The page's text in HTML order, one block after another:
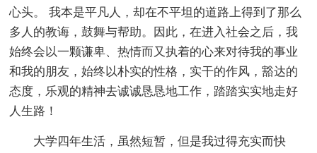
心头。 我本是平凡人，却在不平坦的道路上得到了那么
多人的教诲，鼓舞与帮助。因此，在进入社会之后，我
始终会以一颗谦卑、热情而又执着的心来对待我的事业
和我的朋友，始终以朴实的性格，实干的作风，豁达的
态度，乐观的精神去诚诚恳恳地工作，踏踏实实地走好
人生路！
大学四年生活，虽然短暂，但是我过得充实而快